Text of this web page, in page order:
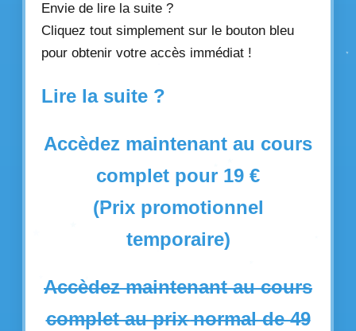
Envie de lire la suite ?
Cliquez tout simplement sur le bouton bleu
pour obtenir votre accès immédiat !
Lire la suite ?
Accèdez maintenant au cours
complet pour 19 €
(Prix promotionnel
temporaire)
Accèdez maintenant au cours
complet au prix normal de 49